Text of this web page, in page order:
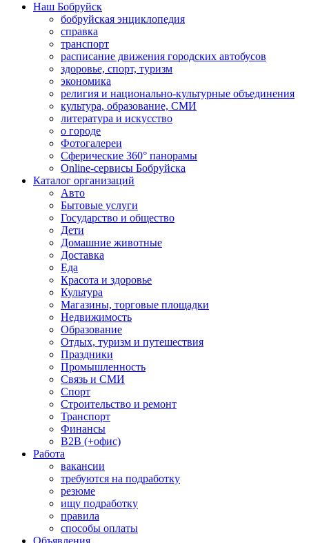
Наш Бобруйск
бобруйская энциклопедия
справка
транспорт
расписание движения городских автобусов
здоровье, спорт, туризм
экономика
религия и национально-культурные объединения
культура, образование, СМИ
литература и искусство
о городе
Фотогалереи
Сферические 360° панорамы
Online-сервисы Бобруйска
Каталог организаций
Авто
Бытовые услуги
Государство и общество
Дети
Домашние животные
Доставка
Еда
Красота и здоровье
Культура
Магазины, торговые площадки
Недвижимость
Образование
Отдых, туризм и путешествия
Праздники
Промышленность
Связь и СМИ
Спорт
Строительство и ремонт
Транспорт
Финансы
B2B (+офис)
Работа
вакансии
требуются на подработку
резюме
ищу подработку
правила
способы оплаты
Объявления